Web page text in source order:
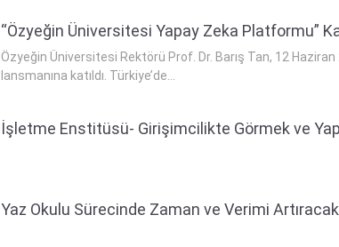
“Özyeğin Üniversitesi Yapay Zeka Platformu”
Özyeğin Üniversitesi Rektörü Prof. Dr. Barış Tan, 12
lansmanına katıldı. Türkiye’de...
İşletme Enstitüsü- Girişimcilikte Görmek ve
Yaz Okulu Sürecinde Zaman ve Verimi